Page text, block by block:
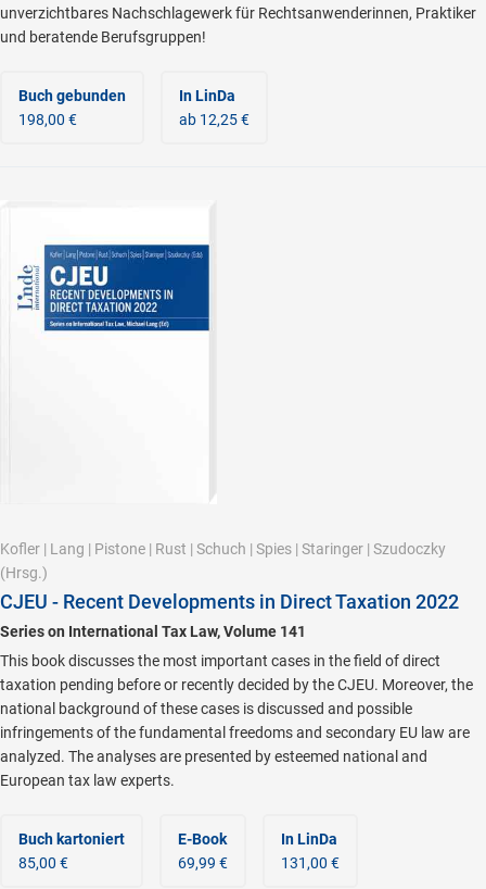
unverzichtbares Nachschlagewerk für Rechtsanwenderinnen, Praktiker
und beratende Berufsgruppen!
Buch gebunden
198,00 €
In LinDa
ab 12,25 €
Kofler | Lang | Pistone | Rust | Schuch | Spies | Staringer | Szudoczky
(Hrsg.)
CJEU - Recent Developments in Direct Taxation 2022
Series on International Tax Law, Volume 141
This book discusses the most important cases in the field of direct
taxation pending before or recently decided by the CJEU. Moreover, the
national background of these cases is discussed and possible
infringements of the fundamental freedoms and secondary EU law are
analyzed. The analyses are presented by esteemed national and
European tax law experts.
Buch kartoniert
85,00 €
E-Book
69,99 €
In LinDa
131,00 €